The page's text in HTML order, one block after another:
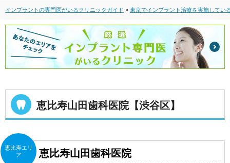
インプラントの専門医がいるクリニックガイド » 東京でインプラント治療を実施してい
恵比寿山田歯科医院【渋谷区】
恵比寿エリ
ア
恵比寿山田歯科医院